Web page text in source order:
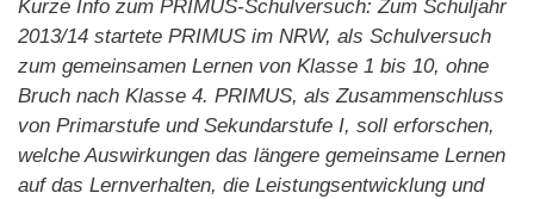
Kurze Info zum PRIMUS-Schulversuch: Zum Schuljahr
2013/14 startete PRIMUS im NRW, als Schulversuch
zum gemeinsamen Lernen von Klasse 1 bis 10, ohne
Bruch nach Klasse 4. PRIMUS, als Zusammenschluss
von Primarstufe und Sekundarstufe I, soll erforschen,
welche Auswirkungen das längere gemeinsame Lernen
auf das Lernverhalten, die Leistungsentwicklung und